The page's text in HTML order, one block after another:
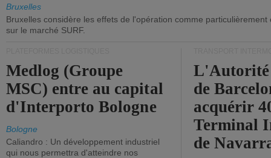
Bruxelles
Bruxelles considère les effets de l'opération comme
sur le marché SURF.
Medlog (Groupe
MSC) entre au capital
d'Interporto Bologne
Bologne
Caliandro : Un développement industriel
qui nous permettra d'atteindre nos
de
acquérir
Terminal
de